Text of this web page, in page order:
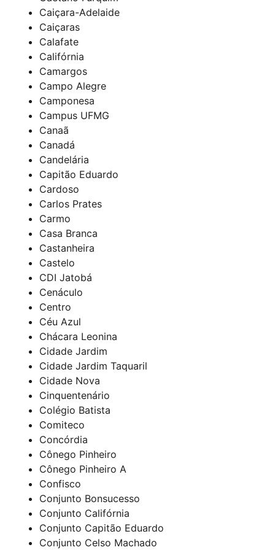
Caiçara-Adelaide
Caiçaras
Calafate
Califórnia
Camargos
Campo Alegre
Camponesa
Campus UFMG
Canaã
Canadá
Candelária
Capitão Eduardo
Cardoso
Carlos Prates
Carmo
Casa Branca
Castanheira
Castelo
CDI Jatobá
Cenáculo
Centro
Céu Azul
Chácara Leonina
Cidade Jardim
Cidade Jardim Taquaril
Cidade Nova
Cinquentenário
Colégio Batista
Comiteco
Concórdia
Cônego Pinheiro
Cônego Pinheiro A
Confisco
Conjunto Bonsucesso
Conjunto Califórnia
Conjunto Capitão Eduardo
Conjunto Celso Machado